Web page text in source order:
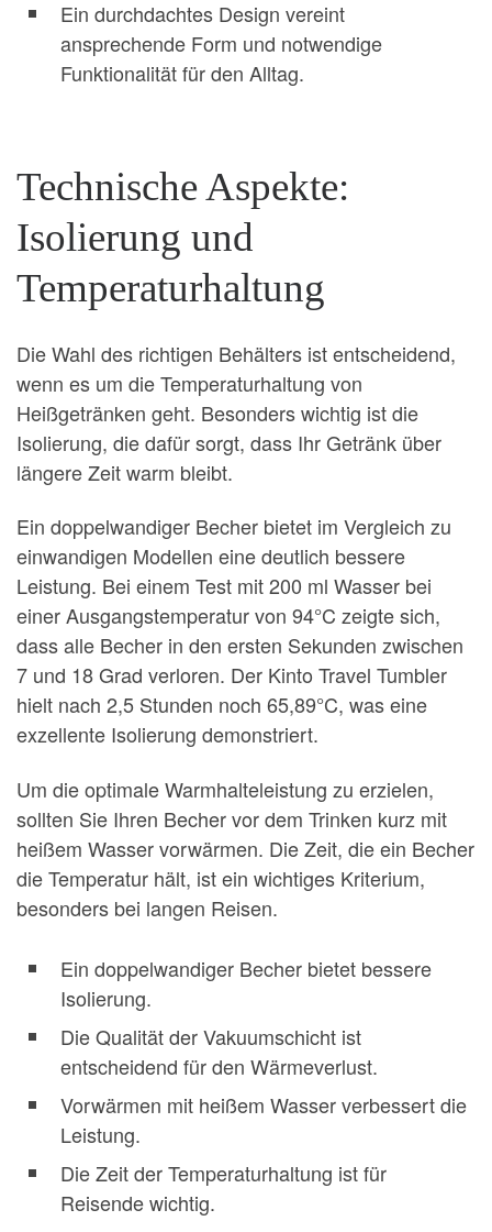
Ein durchdachtes Design vereint
ansprechende Form und notwendige
Funktionalität für den Alltag.
Technische Aspekte:
Isolierung und
Temperaturhaltung
Die Wahl des richtigen Behälters ist entscheidend,
wenn es um die Temperaturhaltung von
Heißgetränken geht. Besonders wichtig ist die
Isolierung, die dafür sorgt, dass Ihr Getränk über
längere Zeit warm bleibt.
Ein doppelwandiger Becher bietet im Vergleich zu
einwandigen Modellen eine deutlich bessere
Leistung. Bei einem Test mit 200 ml Wasser bei
einer Ausgangstemperatur von 94°C zeigte sich,
dass alle Becher in den ersten Sekunden zwischen
7 und 18 Grad verloren. Der Kinto Travel Tumbler
hielt nach 2,5 Stunden noch 65,89°C, was eine
exzellente Isolierung demonstriert.
Um die optimale Warmhalteleistung zu erzielen,
sollten Sie Ihren Becher vor dem Trinken kurz mit
heißem Wasser vorwärmen. Die Zeit, die ein Becher
die Temperatur hält, ist ein wichtiges Kriterium,
besonders bei langen Reisen.
Ein doppelwandiger Becher bietet bessere
Isolierung.
Die Qualität der Vakuumschicht ist
entscheidend für den Wärmeverlust.
Vorwärmen mit heißem Wasser verbessert die
Leistung.
Die Zeit der Temperaturhaltung ist für
Reisende wichtig.